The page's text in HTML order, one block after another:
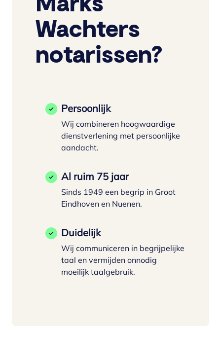
Wachters
notarissen?
Persoonlijk
Wij combineren hoogwaardige
dienstverlening met persoonlijke
aandacht.
Al ruim 75 jaar
Sinds 1949 een begrip in Groot
Eindhoven en Nuenen.
Duidelijk
Wij communiceren in begrijpelijke
taal en vermijden onnodig
moeilijk taalgebruik.